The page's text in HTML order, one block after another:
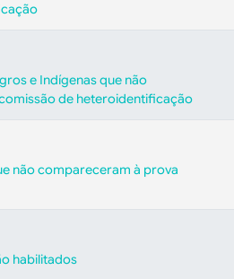
e Indígenas que não
de heteroidentificação
não compareceram à prova
habilitados